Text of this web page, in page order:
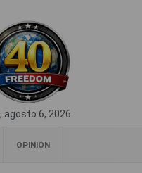
agosto 6, 2026
OPINIÓN